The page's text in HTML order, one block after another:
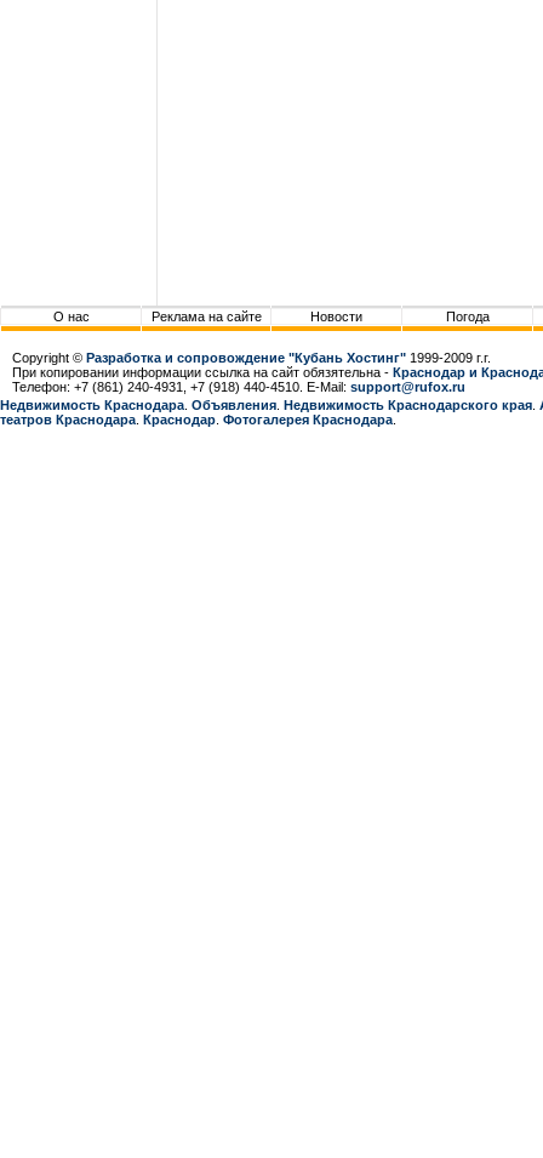
О нас Реклама на сайте Новости Погода
Copyright © Разработка и сопровождение "Кубань Хостинг" 1999-2009 г.г.
При копировании информации ссылка на сайт обязятельна - Краснодар и
Телефон: +7 (861) 240-4931, +7 (918) 440-4510. E-Mail: support@rufox.ru
Недвижимость Краснодара Объявления Недвижимость Краснодарcкого края
театров Краснодара Краснодар Фотогалерея Краснодара